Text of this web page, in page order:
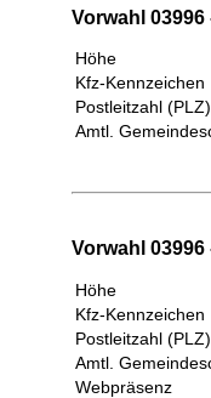
Vorwahl
Höhe
Kfz-Kennzeichen
Postleitzahl (PLZ)
Amtl.
Vorwahl 03996
Höhe
Kfz-Kennzeichen
Postleitzahl (PLZ)
Amtl.
Webpräsenz